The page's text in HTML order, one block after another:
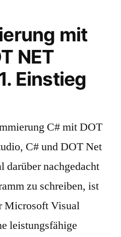
mit
NET
Einstieg
C# mit DOT
C# und DOT Net
nachgedacht
zu schreiben, ist
Microsoft Visual
leistungsfähige